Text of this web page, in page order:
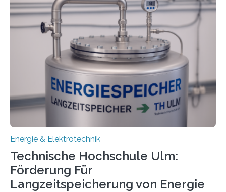
Energie & Elektrotechnik
Technische Hochschule Ulm:
Förderung Für
Langzeitspeicherung von Energie